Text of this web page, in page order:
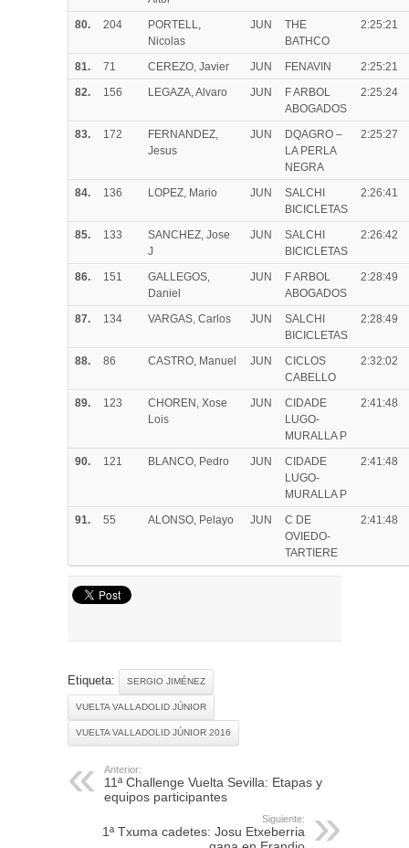
80. 204
PORTELL,
Nicolas
JUN
THE
BATHCO
2:25:21
81. 71 CEREZO, Javier JUN FENAVIN
2:25:21
82.
156 LEGAZA, Alvaro JUN
F ARBOL
ABOGADOS
2:25:24
83. 172
FERNANDEZ,
Jesus
JUN
DQAGRO –
LA PERLA
NEGRA
2:25:27
84. 136 LOPEZ, Mario JUN
SALCHI
BICICLETAS
2:26:41
85. 133
SANCHEZ, Jose
J
JUN
SALCHI
BICICLETAS
2:26:42
86. 151
GALLEGOS,
Daniel
JUN
F ARBOL
ABOGADOS
2:28:49
87. 134 VARGAS, Carlos JUN
SALCHI
BICICLETAS
2:28:49
88. 86 CASTRO, Manuel JUN
CICLOS
CABELLO
2:32:02
89. 123
CHOREN, Xose
Lois
JUN
CIDADE
LUGO-
MURALLA P
2:41:48
90. 121 BLANCO, Pedro JUN
CIDADE
LUGO-
MURALLA P
2:41:48
91. 55 ALONSO, Pelayo JUN
C DE
OVIEDO-
TARTIERE
2:41:48
Etiqueta: SERGIO JIMÉNEZ
VUELTA VALLADOLID JÚNIOR
VUELTA VALLADOLID JÚNIOR 2016
Anterior:
11ª Challenge Vuelta Sevilla: Etapas y
equipos participantes
Siguiente:
1ª Txuma cadetes: Josu Etxeberria